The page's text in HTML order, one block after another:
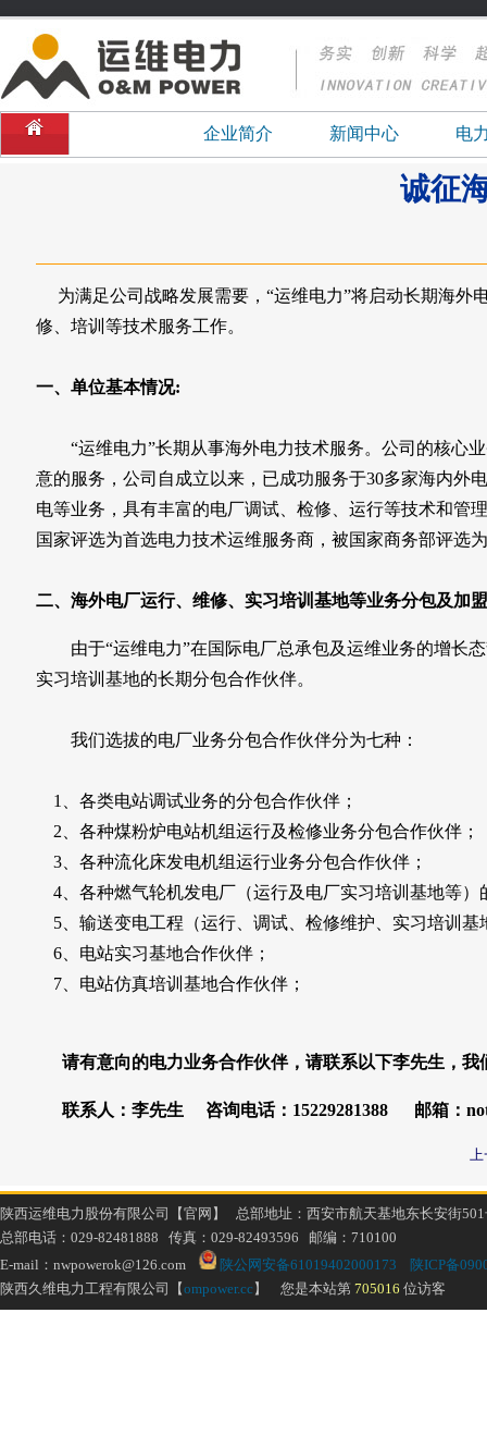
企业简介 新闻中心 电
诚征
为满足公司战略发展需要，“运维电力”将启动长期海外
修、培训等技术服务工作。
一、单位基本情况:
“运维电力”长期从事海外电力技术服务。公司的核心业
意的服务，公司自成立以来，已成功服务于30多家海内外
电等业务，具有丰富的电厂调试、检修、运行等技术和管
国家评选为首选电力技术运维服务商，被国家商务部评选
二、海外电厂运行、维修、实习培训基地等业务分包及加
由于“运维电力”在国际电厂总承包及运维业务的增长态
实习培训基地的长期分包合作伙伴。
我们选拔的电厂业务分包合作伙伴分为七种：
1、各类电站调试业务的分包合作伙伴；
2、各种煤粉炉电站机组运行及检修业务分包合作伙伴；
3、各种流化床发电机组运行业务分包合作伙伴；
4、各种燃气轮机发电厂（运行及电厂实习培训基地等）
5、输送变电工程（运行、调试、检修维护、实习培训基
6、电站实习基地合作伙伴；
7、电站仿真培训基地合作伙伴；
请有意向的电力业务合作伙伴，请联系以下李先生，我
联系人：李先生 咨询电话：15229281388 邮箱：
上
陕西运维电力股份有限公司【官网】 总部地址：西安市航天基地东长安街
总部电话：029-82481888 传真：029-82493596 邮编：710100
E-mail：nwpowerok@126.com
陕公网安备61019402000173
陕ICP备
陕西久维电力工程有限公司【ompower.cc 】 您是本站第 705016 位访客